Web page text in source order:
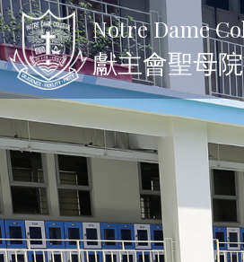
Notre Dame
獻主會聖母